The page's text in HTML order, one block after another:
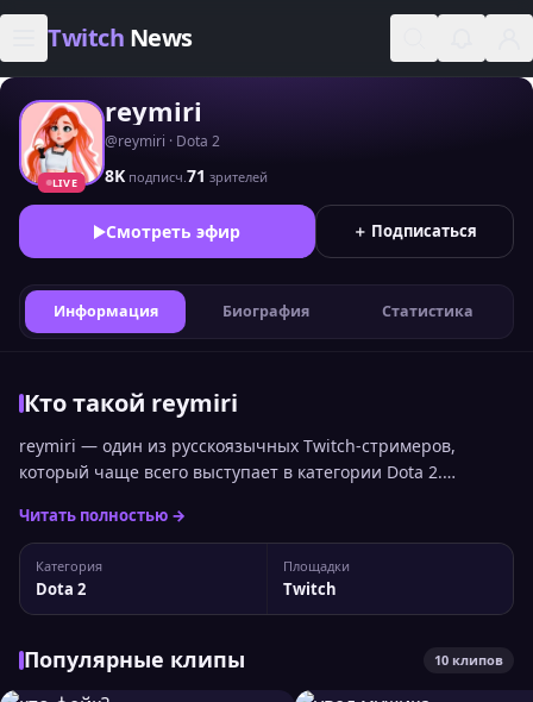
Skip to content
Twitch News
LIVE
reymiri
@reymiri · Dota 2
8K подписч.71 зрителей
Смотреть эфир ＋ Подписаться
Информация Биография Статистика
Кто такой reymiri
reymiri — один из русскоязычных Twitch-стримеров,
который чаще всего выступает в категории Dota 2.
общем топе стримеров Twitch по онлайну. Статистика
канала reymiri У канала 7 842 подписчиков, а
максимальный пик трансляции доходил до 167 зрителей.
При необходимости вы...
Читать полностью →
Категория
Dota 2
Площадки
Twitch
Популярные клипы 10 клипов